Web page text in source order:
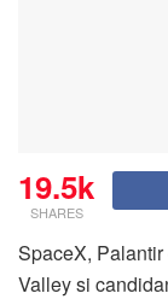
19.5k
SHARES
SpaceX,
Valley si